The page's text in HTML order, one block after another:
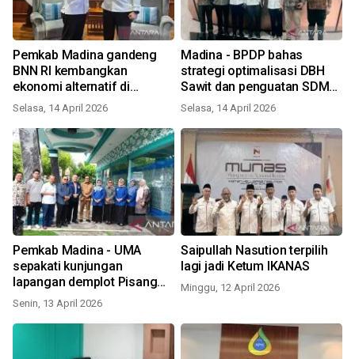
Pemkab Madina gandeng
BNN RI kembangkan
ekonomi alternatif di
Panyabungan Timur
Selasa, 14 April 2026
Madina - BPDP bahas
strategi optimalisasi DBH
Sawit dan penguatan SDM
petani
Selasa, 14 April 2026
Pemkab Madina - UMA
sepakati kunjungan
lapangan demplot Pisang
Kepok
Senin, 13 April 2026
Saipullah Nasution terpilih
lagi jadi Ketum IKANAS
Minggu, 12 April 2026